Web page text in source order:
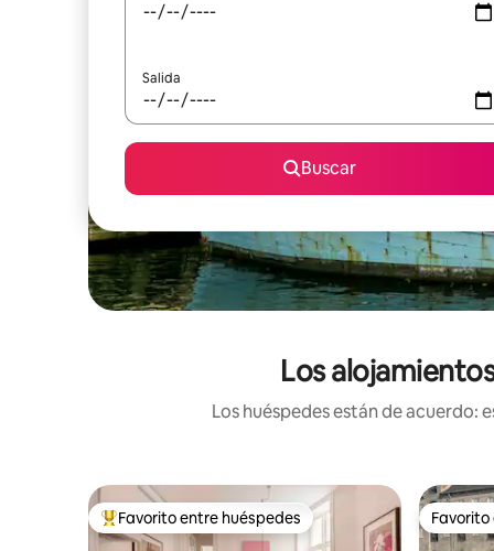
Salida
Buscar
Los
Los huéspedes están de
De los mejores en Favorito entre huéspedes
Favorito entre huéspedes